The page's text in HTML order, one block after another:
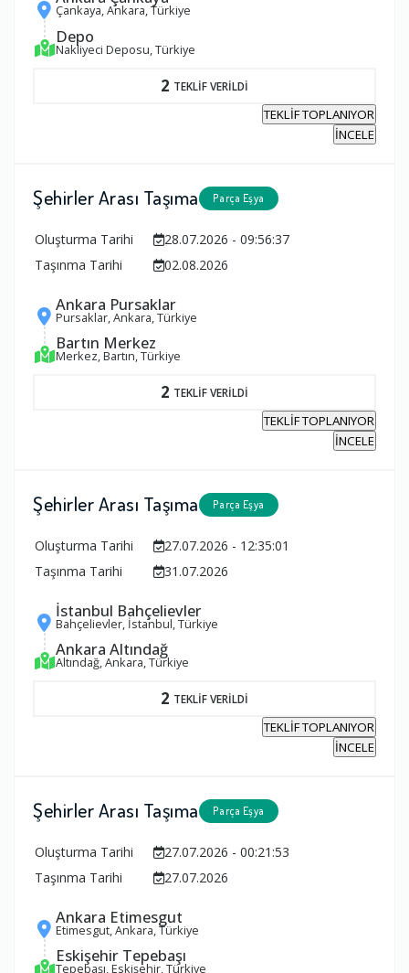
Çankaya, Ankara, Türkiye
Depo
Nakliyeci Deposu, Türkiye
2 TEKLİF VERİLDİ
TEKLİF TOPLANIYOR
İNCELE
Şehirler Arası Taşıma Parça Eşya
Oluşturma Tarihi
28.07.2026 - 09:56:37
Taşınma Tarihi
02.08.2026
Ankara Pursaklar
Pursaklar, Ankara, Türkiye
Bartın Merkez
Merkez, Bartın, Türkiye
2 TEKLİF VERİLDİ
TEKLİF TOPLANIYOR
İNCELE
Şehirler Arası Taşıma Parça Eşya
Oluşturma Tarihi
27.07.2026 - 12:35:01
Taşınma Tarihi
31.07.2026
İstanbul Bahçelievler
Bahçelievler, İstanbul, Türkiye
Ankara Altındağ
Altındağ, Ankara, Türkiye
2 TEKLİF VERİLDİ
TEKLİF TOPLANIYOR
İNCELE
Şehirler Arası Taşıma Parça Eşya
Oluşturma Tarihi
27.07.2026 - 00:21:53
Taşınma Tarihi
27.07.2026
Ankara Etimesgut
Etimesgut, Ankara, Türkiye
Eskişehir Tepebaşı
Tepebaşı, Eskişehir, Türkiye